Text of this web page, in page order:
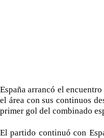
España arrancó el
el área con sus continuos
primer gol del combinado
El partido continuó con